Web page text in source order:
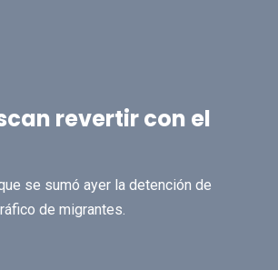
revertir con el
se sumó ayer la detención de
de migrantes.